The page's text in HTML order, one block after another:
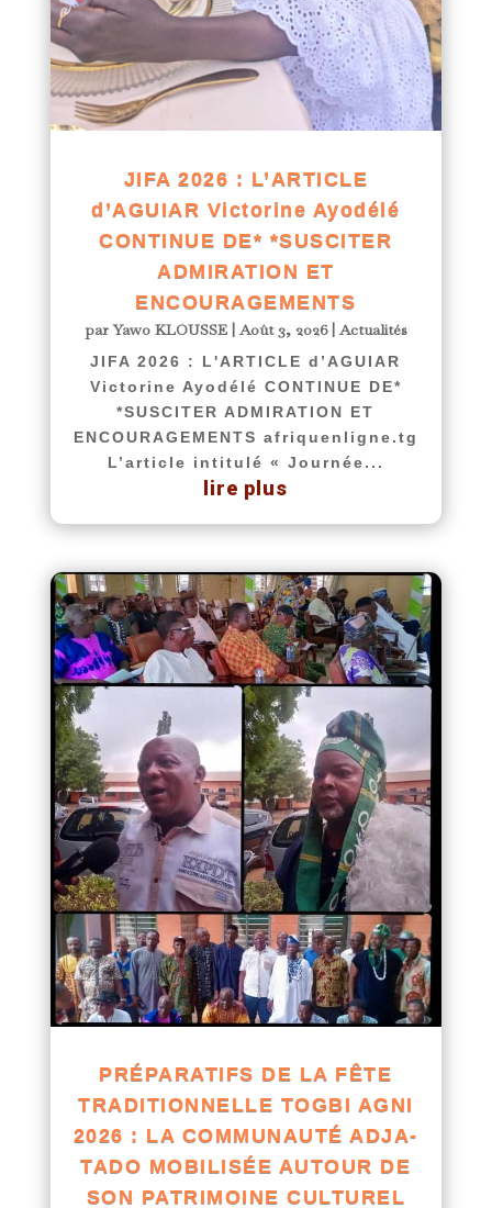
JIFA 2026 : L’ARTICLE
d’AGUIAR Victorine Ayodélé
CONTINUE DE* *SUSCITER
ADMIRATION ET
ENCOURAGEMENTS
parYawo KLOUSSE|Août 3, 2026|Actualités
JIFA 2026 : L'ARTICLE d’AGUIAR
Victorine Ayodélé CONTINUE DE*
*SUSCITER ADMIRATION ET
ENCOURAGEMENTS afriquenligne.tg
L’article intitulé « Journée...
lire plus
PRÉPARATIFS DE LA FÊTE
TRADITIONNELLE TOGBI AGNI
2026 : LA COMMUNAUTÉ ADJA-
TADO MOBILISÉE AUTOUR DE
SON PATRIMOINE CULTUREL